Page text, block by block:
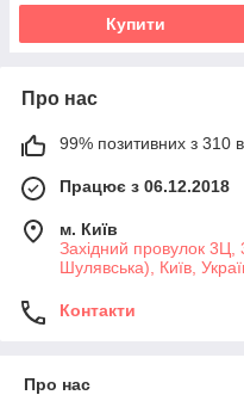
Купити
Про нас
99% позитивних з 310
Працює з 06.12.2018
м. Київ
Західний провулок 3Ц,
Шулявська), Київ,
Контакти
Про нас